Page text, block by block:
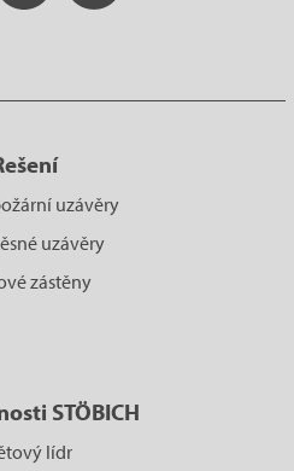
uzávěry
uzávěry
zástěny
STÖBICH
lídr